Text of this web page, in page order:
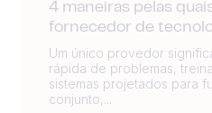
4 maneiras pelas
fornecedor de
Um único provedor
rápida de problemas,
sistemas projetados para
conjunto,...